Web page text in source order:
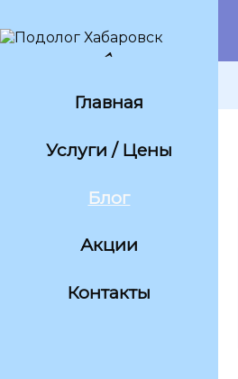
^
Главная
Услуги / Цены
Блог
Акции
Контакты